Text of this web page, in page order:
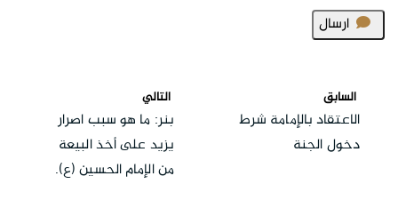
ارسال
السابق
الاعتقاد بالإمامة شرط
دخول الجنة
التالي
بنر: ما هو سبب اصرار
يزيد على أخذ البيعة
من الإمام الحسين (ع).